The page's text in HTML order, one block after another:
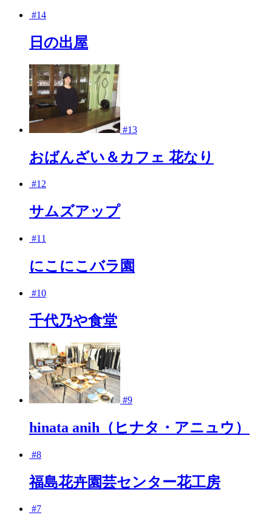
#14
日の出屋
#13
おばんざい＆カフェ 花なり
#12
サムズアップ
#11
にこにこバラ園
#10
千代乃や食堂
#9
hinata anih（ヒナタ・アニュウ）
#8
福島花卉園芸センター花工房
#7